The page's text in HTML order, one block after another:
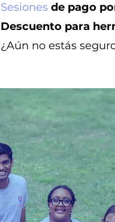
Sesiones de pago
Descuento para
¿Aún no estás